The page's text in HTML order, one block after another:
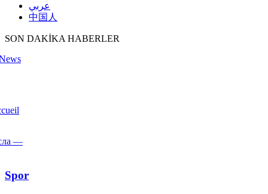
عربي
中国人
SON DAKİKA HABERLER
—
Spor